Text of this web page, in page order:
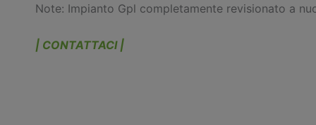
Note: Impianto Gpl completamente revisionato a
| CONTATTACI |